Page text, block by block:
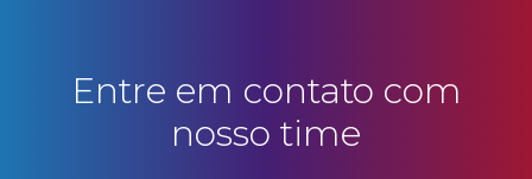
Entre em contato com
nosso time